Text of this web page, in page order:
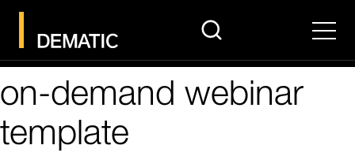
search Menu
on-demand webinar
template